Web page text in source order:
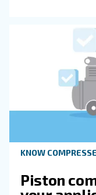
KNOW
and
applications,